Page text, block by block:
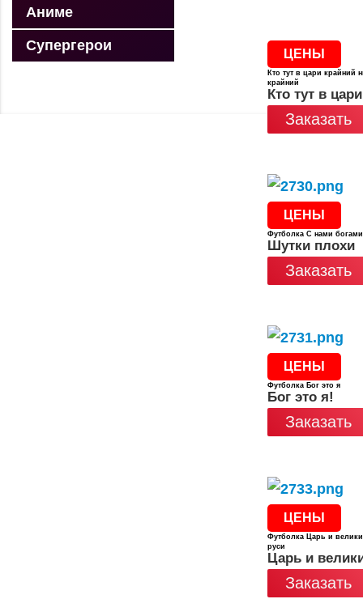
Аниме
Супергерои
ЦЕНЫ
Кто тут в цари крайний
крайний
Кто тут в цари
Заказать
ЦЕНЫ
Футболка С нами
Шутки плохи
Заказать
ЦЕНЫ
Футболка Бог это я
Бог это я!
Заказать
ЦЕНЫ
Футболка Царь и
руси
Царь и
Заказать